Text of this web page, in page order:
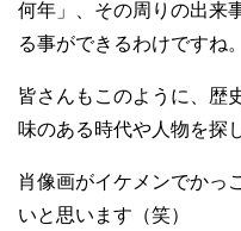
何年」、その周りの出来
る事ができるわけですね。
皆さんもこのように、歴
味のある時代や人物を探
肖像画がイケメンでかっ
いと思います（笑）